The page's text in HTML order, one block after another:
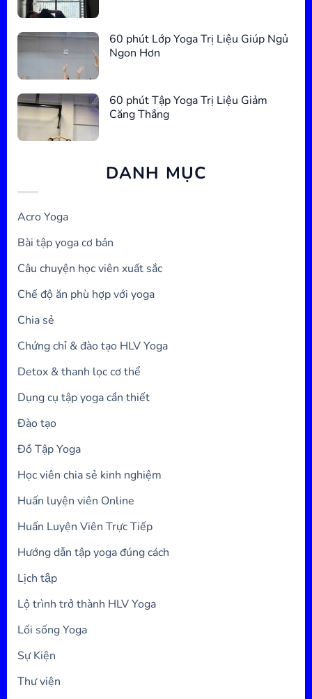
60 phút Lớp Yoga Trị Liệu Giúp Ngủ
Ngon Hơn
60 phút Tập Yoga Trị Liệu Giảm
Căng Thẳng
DANH MỤC
Acro Yoga
Bài tập yoga cơ bản
Câu chuyện học viên xuất sắc
Chế độ ăn phù hợp với yoga
Chia sẻ
Chứng chỉ & đào tạo HLV Yoga
Detox & thanh lọc cơ thể
Dụng cụ tập yoga cần thiết
Đào tạo
Đồ Tập Yoga
Học viên chia sẻ kinh nghiệm
Huấn luyện viên Online
Huấn Luyện Viên Trực Tiếp
Hướng dẫn tập yoga đúng cách
Lịch tập
Lộ trình trở thành HLV Yoga
Lối sống Yoga
Sự Kiện
Thư viện